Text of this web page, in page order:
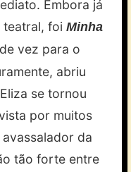
Embora já
teatral, foiMinha
vez para o
abriu
se tornou
por muitos
da
tão forte entre